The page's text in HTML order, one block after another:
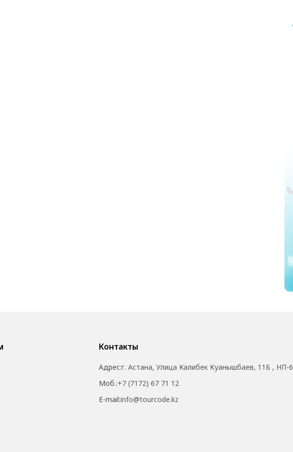
Контакты
Адрес:г. Астана, Улица Калибек Куанышбаев, 11Б , НП-6
Моб.:+7 (7172) 67 71 12
E-mail:info@tourcode.kz